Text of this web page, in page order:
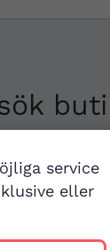
service
eller
125